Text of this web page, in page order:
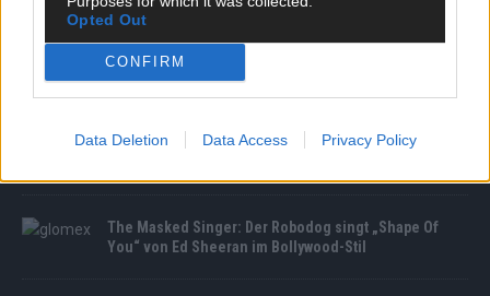
Opted Out
CONFIRM
Data Deletion Data Access Privacy Policy
The Voice of Germany: Boysie White: 4er-Buzzer für
The Masked Singer: Der Robodog singt „Shape Of
You“ von Ed Sheeran im Bollywood-Stil